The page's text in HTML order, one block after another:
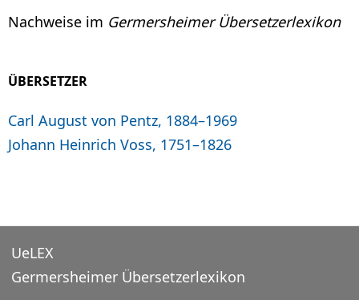
Nachweise im Germersheimer Übersetzerlexikon
ÜBERSETZER
Carl August von Pentz, 1884–1969
Johann Heinrich Voss, 1751–1826
UeLEX
Germersheimer Übersetzerlexikon